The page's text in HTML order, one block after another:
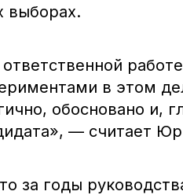
выборах.
в этом
обосновано и,
— считает
за годы